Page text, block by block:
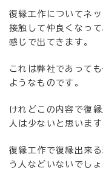
復縁工作についてネ
接触して仲良くなっ
感じで出てきます。
これは弊社であって
ようなものです。
けれどこの内容で復
人は少ないと思います
復縁工作で復縁出来
う人などいないでしょ